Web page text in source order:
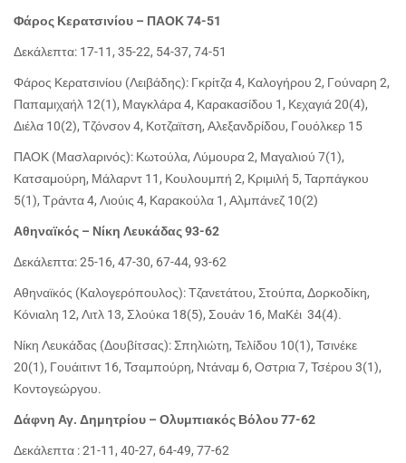
Φάρος Κερατσινίου – ΠΑΟΚ 74-51
Δεκάλεπτα: 17-11, 35-22, 54-37, 74-51
Φάρος Κερατσινίου (Λειβάδης): Γκρίτζα 4, Καλογήρου 2, Γούναρη 2,
Παπαμιχαήλ 12(1), Μαγκλάρα 4, Καρακασίδου 1, Κεχαγιά 20(4),
Διέλα 10(2), Τζόνσον 4, Κοτζαϊτση, Αλεξανδρίδου, Γουόλκερ 15
ΠΑΟΚ (Μασλαρινός): Κωτούλα, Λύμουρα 2, Μαγαλιού 7(1),
Κατσαμούρη, Μάλαρντ 11, Κουλουμπή 2, Κριμιλή 5, Ταρπάγκου
5(1), Τράντα 4, Λιούις 4, Καρακούλα 1, Αλμπάνεζ 10(2)
Αθηναϊκός – Νίκη Λευκάδας 93-62
Δεκάλεπτα: 25-16, 47-30, 67-44, 93-62
Αθηναϊκός (Καλογερόπουλος): Τζανετάτου, Στούπα, Δορκοδίκη,
Κόνιαλη 12, Λιτλ 13, Σλούκα 18(5), Σουάν 16, ΜαΚέι 34(4).
Νίκη Λευκάδας (Δουβίτσας): Σπηλιώτη, Τελίδου 10(1), Τσινέκε
20(1), Γουάιτιντ 16, Τσαμπούρη, Ντάναμ 6, Οστρια 7, Τσέρου 3(1),
Κοντογεώργου.
Δάφνη Αγ. Δημητρίου – Ολυμπιακός Βόλου 77-62
Δεκάλεπτα : 21-11, 40-27, 64-49, 77-62